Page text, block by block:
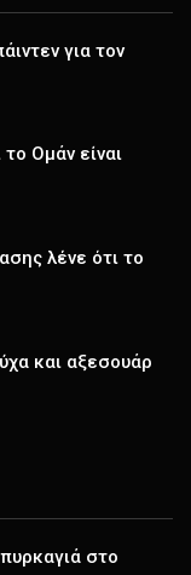
για τον
Ομάν είναι
λένε ότι το
και αξεσουάρ
στο